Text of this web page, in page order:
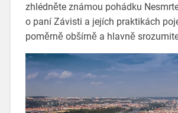
zhlédněte známou pohádku
o paní Závisti a jejích praktikách
poměrně obšírně a hlavně